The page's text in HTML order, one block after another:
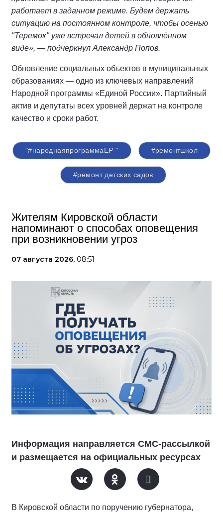
работает в заданном режиме. Будем держать
ситуацию на постоянном контроле, чтобы осенью
"Теремок" уже встречал детей в обновлённом
виде», — подчеркнул Александр Попов.
Обновление социальных объектов в муниципальных
образованиях — одно из ключевых направлений
Народной программы «Единой России». Партийный
актив и депутаты всех уровней держат на контроле
качество и сроки работ.
"#народнаяпрограммаЕР " #ремонтшкол
#ремонт детских садов
Жителям Кировской области
напоминают о способах оповещения
при возникновении угроз
07 августа 2026, 08:51
Информация направляется СМС-рассылкой
и размещается на официальных ресурсах
В Кировской области по поручению губернатора,